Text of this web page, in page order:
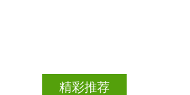
精彩推荐